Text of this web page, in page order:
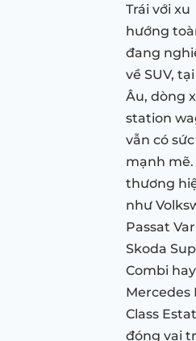
Trái với xu
hướng
đang
về SUV,
Âu, dòng
station
vẫn có
mạnh mẽ.
thương
như
Passat
Skoda
Combi hay
Mercedes
Class
đóng vai